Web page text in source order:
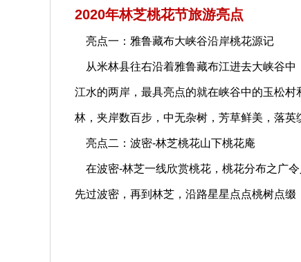
2020年林芝桃花节旅游亮点
亮点一：雅鲁藏布大峡谷沿岸桃花源记
从米林县往右沿着雅鲁藏布江进去大峡谷中
江水的两岸，最具亮点的就在峡谷中的玉松
林，夹岸数百步，中无杂树，芳草鲜美，落英
亮点二：波密-林芝桃花山下桃花庵
在波密-林芝一线欣赏桃花，桃花分布之广
先过波密，再到林芝，沿路星星点点桃树点